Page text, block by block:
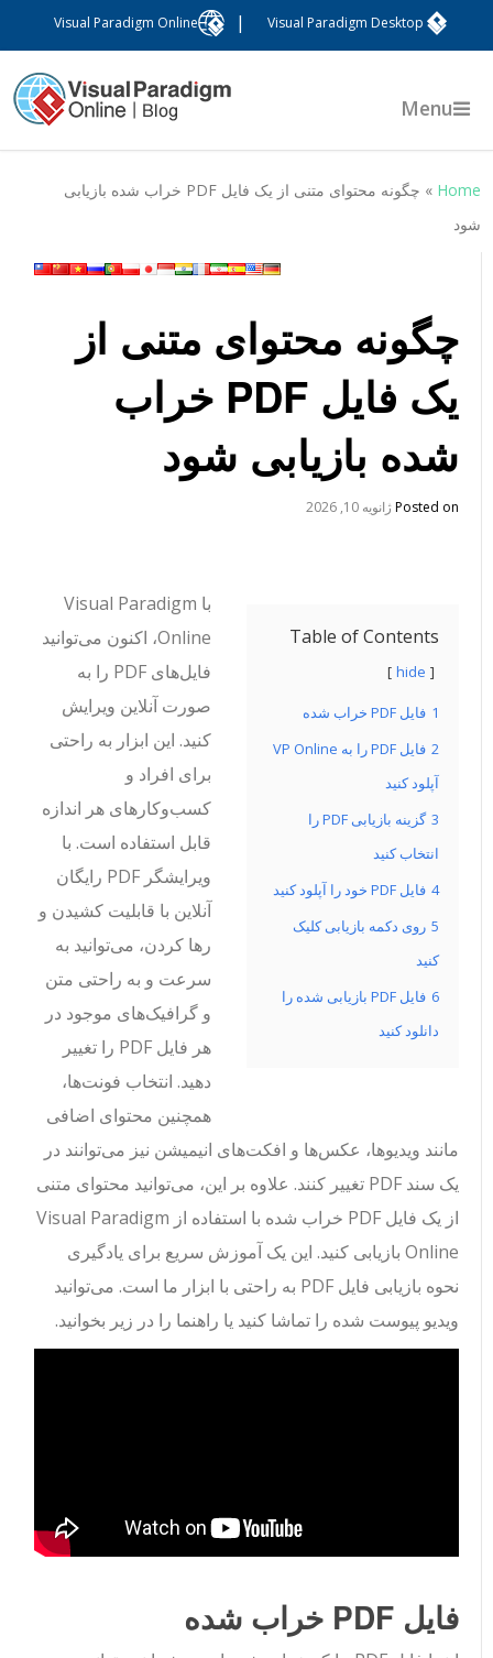
Visual Paradigm Desktop
Visual Paradigm Online
Menu
Home
»
چگونه محتوای متنی از یک فایل PDF خراب شده بازیابی
شود
چگونه محتوای متنی از
یک فایل PDF خراب
شده بازیابی شود
Posted onژانویه 10, 2026
Table of Contents
hide
فایل PDF خراب شده
فایل PDF را به VP Online
آپلود کنید
گزینه بازیابی PDF را
انتخاب کنید
فایل PDF خود را آپلود کنید
روی دکمه بازیابی کلیک
کنید
فایل PDF بازیابی شده را
دانلود کنید
با Visual Paradigm
Online، اکنون می‌توانید
فایل‌های PDF را به
صورت آنلاین ویرایش
کنید. این ابزار به راحتی
برای افراد و
کسب‌وکارهای هر اندازه
قابل استفاده است. با
ویرایشگر PDF رایگان
آنلاین با قابلیت کشیدن و
رها کردن، می‌توانید به
سرعت و به راحتی متن
و گرافیک‌های موجود در
هر فایل PDF را تغییر
دهید. انتخاب فونت‌ها،
همچنین محتوای اضافی
مانند ویدیوها، عکس‌ها و افکت‌های انیمیشن نیز می‌توانند در
یک سند PDF تغییر کنند. علاوه بر این، می‌توانید محتوای متنی
از یک فایل PDF خراب شده با استفاده از Visual Paradigm
Online بازیابی کنید. این یک آموزش سریع برای یادگیری
نحوه بازیابی فایل PDF به راحتی با ابزار ما است. می‌توانید
ویدیو پیوست شده را تماشا کنید یا راهنما را در زیر بخوانید.
فایل PDF خراب شده